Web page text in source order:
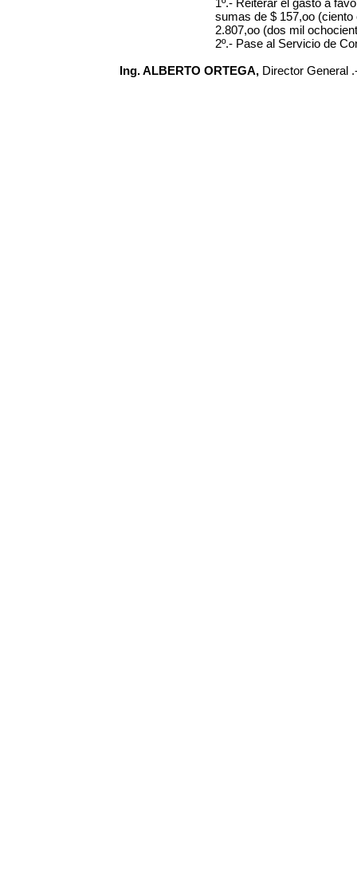
1º.- Reiterar el gasto a
sumas de $ 157,oo
2.807,oo (dos mil
2º.- Pase al Servicio de
Ing. ALBERTO ORTEGA, Director General